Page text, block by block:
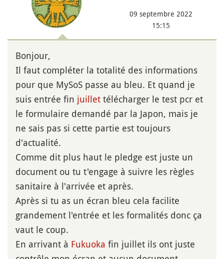
09 septembre 2022
15:15
Bonjour,
Il faut compléter la totalité des informations
pour que MySoS passe au bleu. Et quand je
suis entrée fin juillet télécharger le test pcr et
le formulaire demandé par la Japon, mais je
ne sais pas si cette partie est toujours
d'actualité.
Comme dit plus haut le pledge est juste un
document ou tu t'engage à suivre les règles
sanitaire à l'arrivée et après.
Après si tu as un écran bleu cela facilite
grandement l'entrée et les formalités donc ça
vaut le coup.
En arrivant à Fukuoka fin juillet ils ont juste